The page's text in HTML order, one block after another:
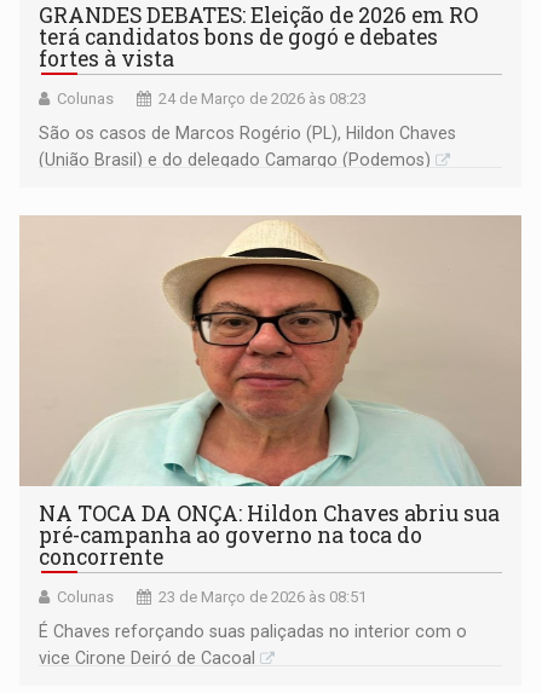
GRANDES DEBATES: Eleição de 2026 em RO
terá candidatos bons de gogó e debates
fortes à vista
Colunas 24 de Março de 2026 às 08:23
São os casos de Marcos Rogério (PL), Hildon Chaves
(União Brasil) e do delegado Camargo (Podemos)
NA TOCA DA ONÇA: Hildon Chaves abriu sua
pré-campanha ao governo na toca do
concorrente
Colunas 23 de Março de 2026 às 08:51
É Chaves reforçando suas paliçadas no interior com o
vice Cirone Deiró de Cacoal